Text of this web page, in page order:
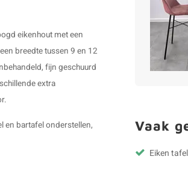
eikenhout met een
breedte tussen 9 en 12
fijn geschuurd
extra
en bartafel onderstellen,
Vaak
Eiken